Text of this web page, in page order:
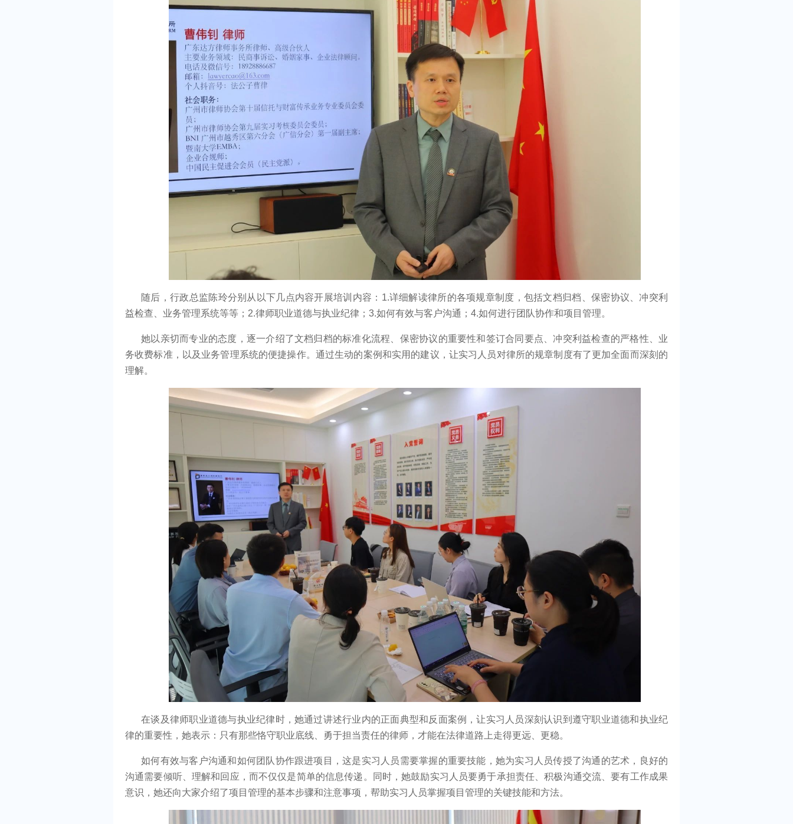
随后，行政总监陈玲分别从以下几点内容开展培训内容：1.详细解读律所的各项规章制度，包括文档归档、保密协议、冲突利
益检查、业务管理系统等等；2.律师职业道德与执业纪律；3.如何有效与客户沟通；4.如何进行团队协作和项目管理。
她以亲切而专业的态度，逐一介绍了文档归档的标准化流程、保密协议的重要性和签订合同要点、冲突利益检查的严格性、业
务收费标准，以及业务管理系统的便捷操作。通过生动的案例和实用的建议，让实习人员对律所的规章制度有了更加全面而深刻的
理解。
在谈及律师职业道德与执业纪律时，她通过讲述行业内的正面典型和反面案例，让实习人员深刻认识到遵守职业道德和执业纪
律的重要性，她表示：只有那些恪守职业底线、勇于担当责任的律师，才能在法律道路上走得更远、更稳。
如何有效与客户沟通和如何团队协作跟进项目，这是实习人员需要掌握的重要技能，她为实习人员传授了沟通的艺术，良好的
沟通需要倾听、理解和回应，而不仅仅是简单的信息传递。同时，她鼓励实习人员要勇于承担责任、积极沟通交流、要有工作成果
意识，她还向大家介绍了项目管理的基本步骤和注意事项，帮助实习人员掌握项目管理的关键技能和方法。